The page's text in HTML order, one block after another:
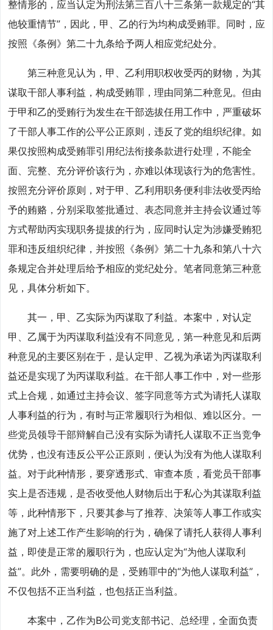
整情形的，应当认定为刑法第三百八十三条第一款规定的“其
他较重情节”，因此，甲、乙的行为均构成受贿罪。同时，应
按照《条例》第二十九条给予两人相应党纪处分。
第三种意见认为，甲、乙利用职权收受丙的财物，为其
谋取干部人事利益，构成受贿罪，理由同第二种意见。但由
于甲和乙的受贿行为发生在干部选拔任用工作中，严重破坏
了干部人事工作的公平公正原则，违反了党的组织纪律。如
果仅按照构成受贿罪引用纪法衔接条款进行处理，不能全
面、完整、充分评价该行为，亦难以体现该行为的危害性。
按照充分评价原则，对于甲、乙利用职务便利非法收受丙给
予的贿赂，分别采取签批通过、表态同意并主持会议通过等
方式帮助丙实现职务提拔的行为，应同时认定为涉嫌受贿犯
罪和违反组织纪律，并按照《条例》第二十九条和第八十六
条规定合并处理后给予相应的党纪处分。笔者同意第三种意
见，具体分析如下。
其一，甲、乙实际为丙谋取了利益。本案中，对认定
甲、乙属于为丙谋取利益没有不同意见，第一种意见和后两
种意见的主要区别在于，是认定甲、乙视为承诺为丙谋取利
益还是实现了为丙谋取利益。在干部人事工作中，对一些形
式上合规，如通过主持会议、签字同意等方式为请托人谋取
人事利益的行为，有时与正常履职行为相似、难以区分。一
些党员领导干部辩解自己没有实际为请托人谋取不正当竞争
优势，也没有违反公平公正原则，便认为没有为他人谋取利
益。对于此种情形，要穿透形式、审查本质，看党员干部事
实上是否违规，是否收受他人财物后出于私心为其谋取利益
等，此种情形下，只要其参与了推荐、决策等人事工作或实
施了对上述工作产生影响的行为，确保了请托人获得人事利
益，即使是正常的履职行为，也应认定为“为他人谋取利
益”。此外，需要明确的是，受贿罪中的“为他人谋取利益”，
不仅包括不正当利益，也包括正当利益。
本案中，乙作为B公司党支部书记、总经理，全面负责